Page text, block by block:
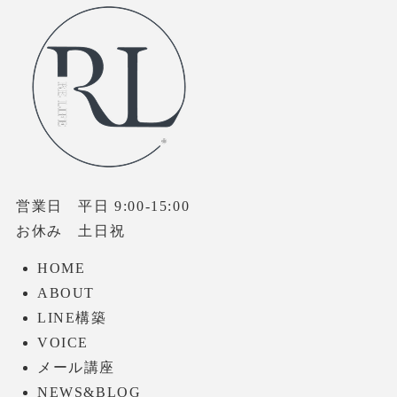
営業日 平日 9:00-15:00
お休み 土日祝
HOME
ABOUT
LINE構築
VOICE
メール講座
NEWS&BLOG